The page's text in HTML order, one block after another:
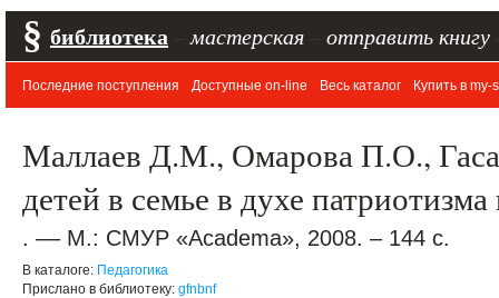
§ библиотека мастерская отправить книгу
Последние поступления Доступные on-line Весь каталог Купить в my-
Маллаев Д.М., Омарова П.О.,
детей в семье в духе
. –– М.: СМУР «Academa», 2008. – 144 с.
В каталоге: Педагогика
Прислано в библиотеку: gfnbnf